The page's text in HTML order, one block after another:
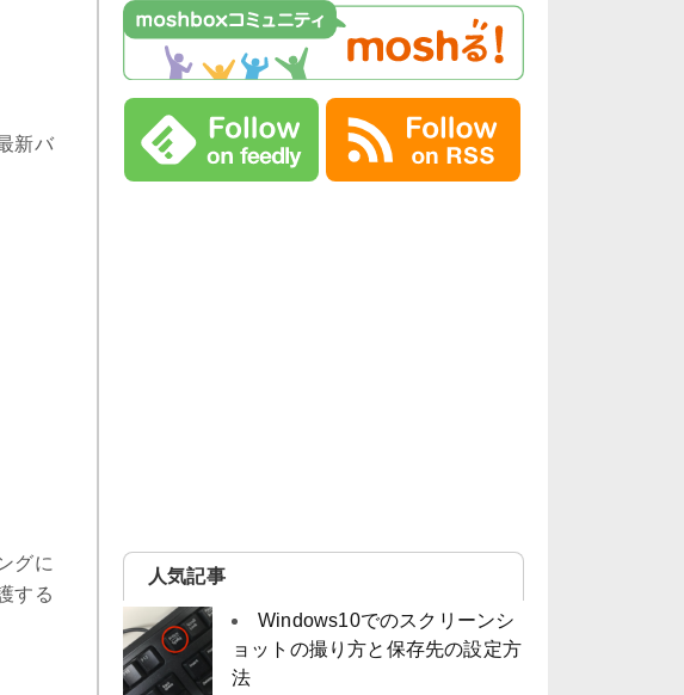
新バ
グに
する
人気記事
Windows10でのスクリーンシ
ョットの撮り方と保存先の設定方
法